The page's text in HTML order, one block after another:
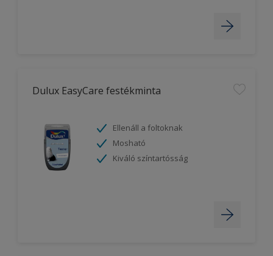
Dulux EasyCare festékminta
Ellenáll a foltoknak
Mosható
Kiváló színtartósság